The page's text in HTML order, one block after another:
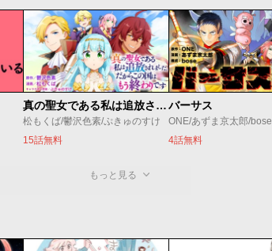
真の聖女である私は追放されました。だからこの国はもう終わりです
松もくば/鬱沢色素/ぷきゅのすけ
15話無料
バーサス
ONE/あずま京太郎/bose
4話無料
もっと見る